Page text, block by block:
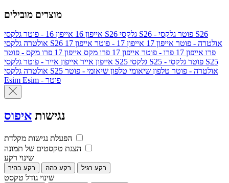
מוצרים מובילים
אייפון 16 אייפון 16 - פוטר גלקסי S26 גלקסי S26 - פוטר גלקסי S26
אולטרה
גלקסי S26 אולטרה - פוטר אייפון 17 אייפון 17 - פוטר
אייפון 17
פרו אייפון 17 פרו - פוטר אייפון 17 פרו מקס
אייפון 17 פרו מקס - פוטר
אייפון אייר אייפון אייר - פוטר גלקסי S25 גלקסי S25 - פוטר גלקסי S25
אולטרה
גלקסי S25 אולטרה - פוטר טלפון שיאומי טלפון שיאומי - פוטר
Esim
Esim - פוטר
נגישות איפוס
הפעלת נגישות מקלדת
הצגת טקסטים של תמונה
שינוי רקע
רקע בהיר רקע כהה רקע רגיל
שינוי גודל טקסט